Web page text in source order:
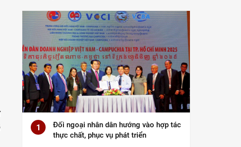
1
Đối ngoại nhân dân hướng vào hợp tác
thực chất, phục vụ phát triển